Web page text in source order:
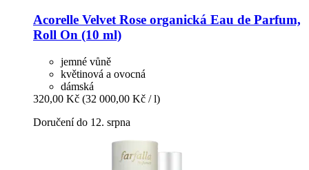
Acorelle Velvet Rose organická Eau de Parfum,
Roll On (10 ml)
jemné vůně
květinová a ovocná
dámská
320,00 Kč (32 000,00 Kč / l)
Doručení do 12. srpna